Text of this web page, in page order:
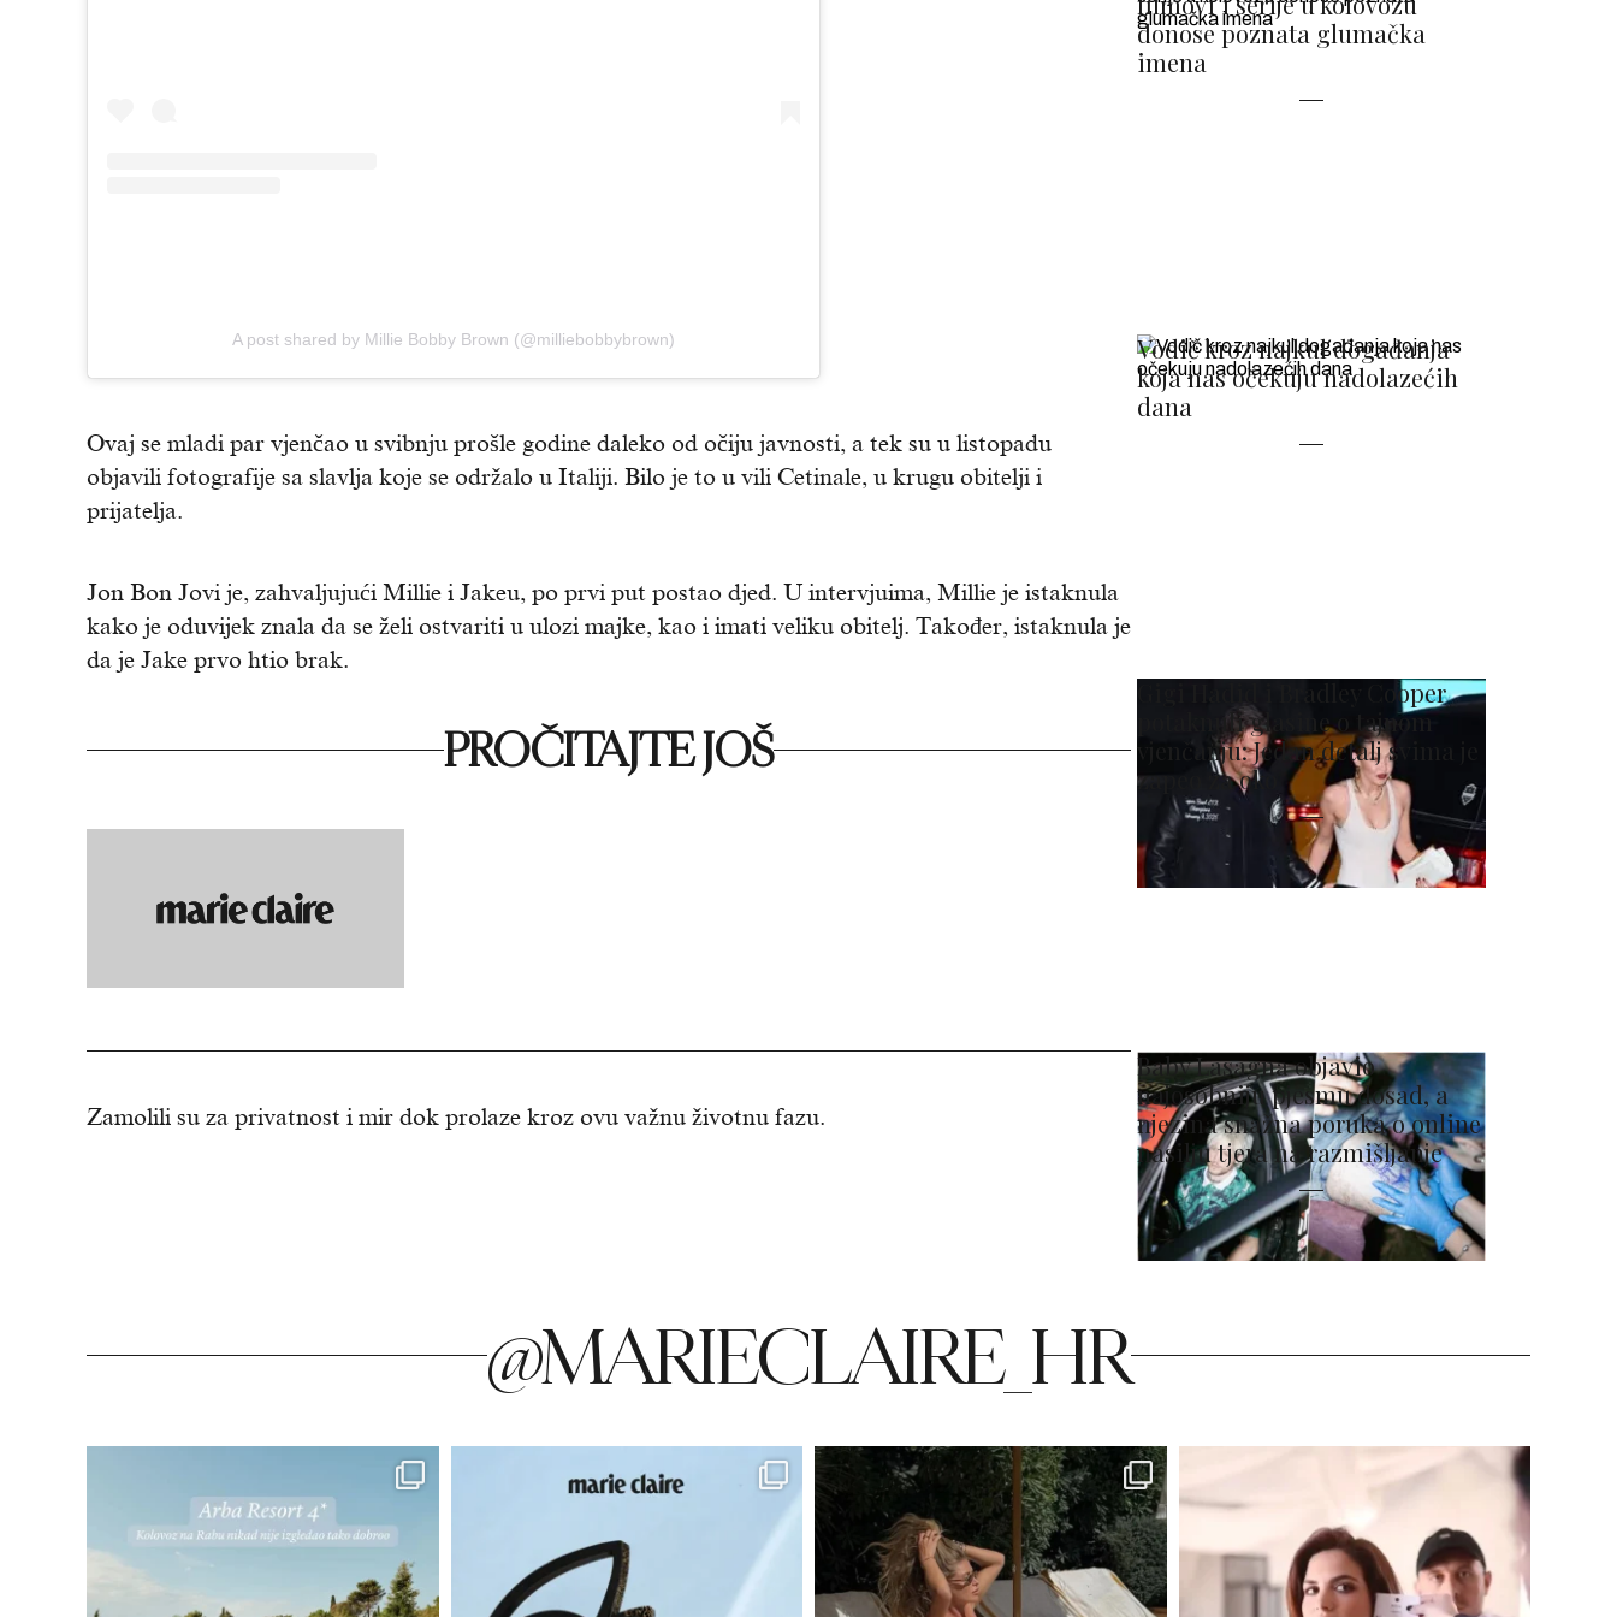
A post shared by Millie Bobby Brown (@milliebobbybrown)
Ovaj se mladi par vjenčao u svibnju prošle godine daleko od očiju javnosti, a tek su u listopadu
objavili fotografije sa slavlja koje se održalo u Italiji. Bilo je to u vili Cetinale, u krugu obitelji i
prijatelja.
Jon Bon Jovi je, zahvaljujući Millie i Jakeu, po prvi put postao djed. U intervjuima, Millie je istaknula
kako je oduvijek znala da se želi ostvariti u ulozi majke, kao i imati veliku obitelj. Također, istaknula je
da je Jake prvo htio brak.
PROČITAJTE JOŠ
Zamolili su za privatnost i mir dok prolaze kroz ovu važnu životnu fazu.
donose poznata glumačka
imena
Vodič kroz najkul događanja
koja nas očekuju nadolazećih
dana
Gigi Hadid i Bradley Cooper
potaknuli glasine o tajnom
vjenčanju: Jedan detalj svima je
zapeo za oko
Baby Lasagna objavio
najosobniju pjesmu dosad, a
njezina snažna poruka o online
nasilju tjera na razmišljanje
@MARIECLAIRE_HR